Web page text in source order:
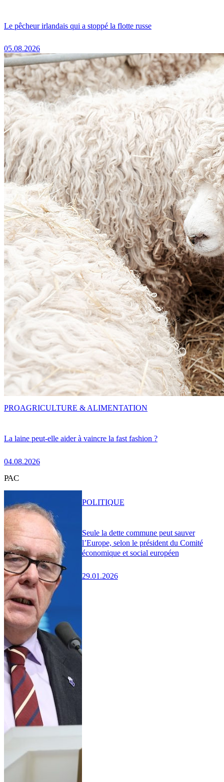
Le pêcheur irlandais qui a stoppé la flotte russe
05.08.2026
La laine peut-elle aider à vaincre la fast fashion ?
04.08.2026
PROAGRICULTURE & ALIMENTATION
PAC
Seule la dette commune peut sauver
l’Europe, selon le président du Comité
économique et social européen
29.01.2026
POLITIQUE